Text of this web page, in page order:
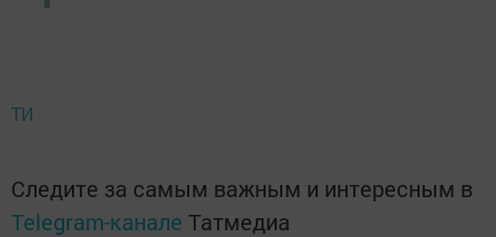
ТИ
Следите за самым важным и интересным в
Telegram-канале Татмедиа